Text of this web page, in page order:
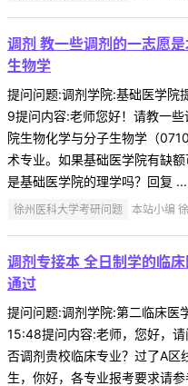
调剂 教一些调剂的一志愿
生物学
提问问题:调剂学院:基础医学
9提问内容:老师您好！请教一
院生物化学与分子生物学（
术专业。如果基础医学院有缺
是基础医学院的理学吗？回复 ...
徐州医科大学考研问题 本站小编
调剂专接本 全日制学的临
通过
提问问题:调剂学院:第二临床
15:48提问内容:老师，您好，
否调剂贵校临床专业？过了A区
生，你好，各专业报考要求请